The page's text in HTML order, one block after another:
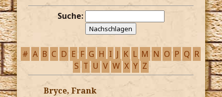
Suche:
# A B C D E F G H I J K L M N O P Q R
S T U V W X Y Z
Bryce, Frank